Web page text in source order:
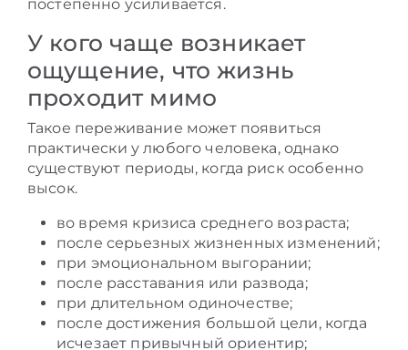
постепенно усиливается.
У кого чаще возникает
ощущение, что жизнь
проходит мимо
Такое переживание может появиться
практически у любого человека, однако
существуют периоды, когда риск особенно
высок.
во время кризиса среднего возраста;
после серьезных жизненных изменений;
при эмоциональном выгорании;
после расставания или развода;
при длительном одиночестве;
после достижения большой цели, когда
исчезает привычный ориентир;